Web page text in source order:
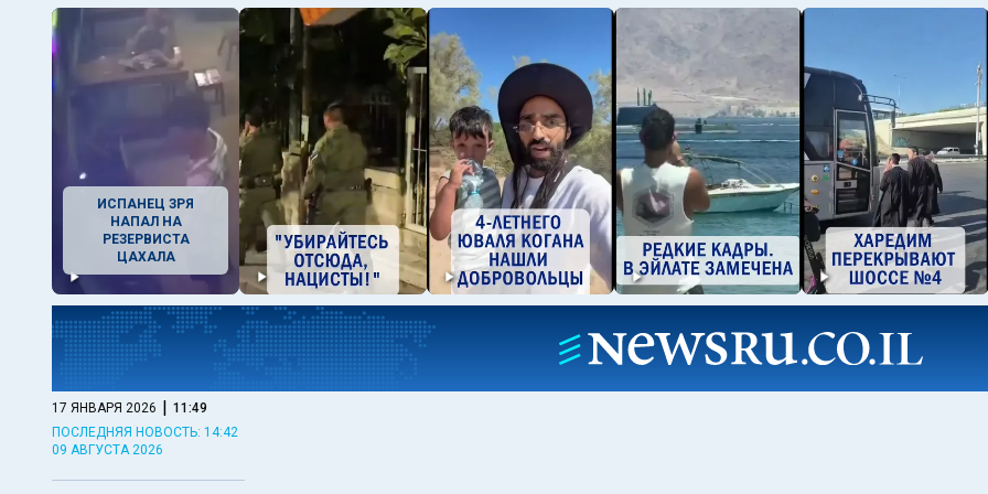
ИСПАНЕЦ ЗРЯ
НАПАЛ НА
РЕЗЕРВИСТА
ЦАХАЛА
17 ЯНВАРЯ 2026 | 11:49
ПОСЛЕДНЯЯ НОВОСТЬ: 14:42
09 АВГУСТА 2026